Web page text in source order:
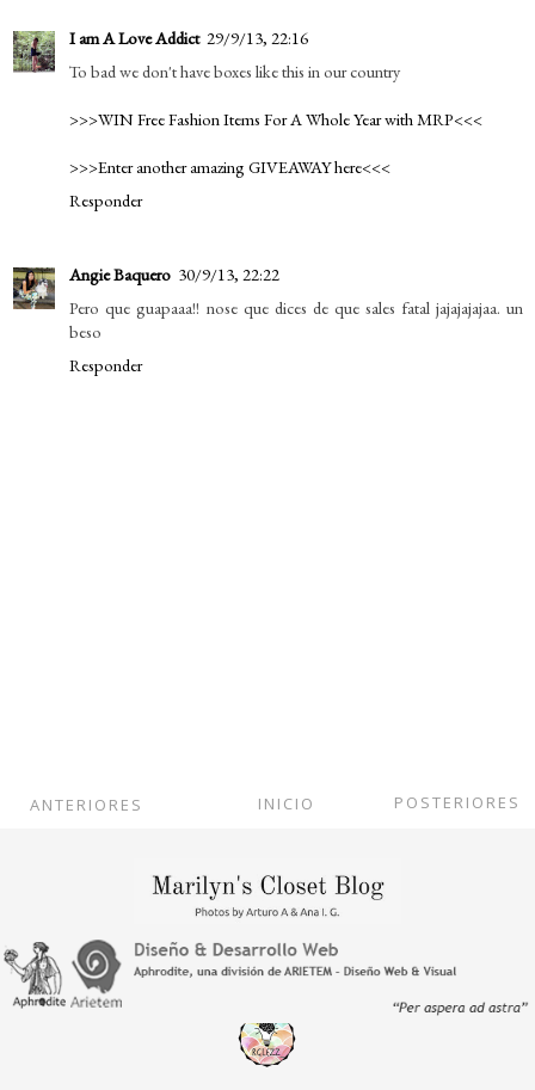
I am A Love Addict 29/9/13, 22:16
To bad we don't have boxes like this in our country
>>>WIN Free Fashion Items For A Whole Year with MRP<<<
>>>Enter another amazing GIVEAWAY here<<<
Responder
Angie Baquero 30/9/13, 22:22
Pero que guapaaa!! nose que dices de que sales fatal jajajajajaa. un
beso
Responder
POSTERIORES
INICIO
ANTERIORES